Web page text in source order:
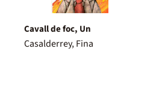
Cavall de foc, Un
Casalderrey, Fina